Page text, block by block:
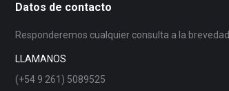
Datos de contacto
Responderemos cualquier consulta a la brevedad.
LLAMANOS
(+54 9 261) 5089525